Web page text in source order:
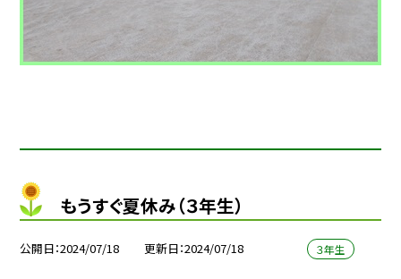
もうすぐ夏休み（３年生）
公開日 2024/07/18 更新日 2024/07/18 ３年生